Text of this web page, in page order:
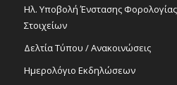
Ηλ. Υποβολή Ένστασης
Στοιχείων
Δελτία Τύπου / Ανακοινώσεις
Ημερολόγιο Εκδηλώσεων